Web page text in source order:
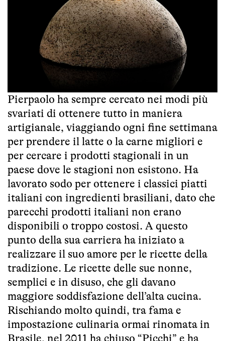
Pierpaolo ha sempre cercato nei modi più
svariati di ottenere tutto in maniera
artigianale, viaggiando ogni fine settimana
per prendere il latte o la carne migliori e
per cercare i prodotti stagionali in un
paese dove le stagioni non esistono. Ha
lavorato sodo per ottenere i classici piatti
italiani con ingredienti brasiliani, dato che
parecchi prodotti italiani non erano
disponibili o troppo costosi. A questo
punto della sua carriera ha iniziato a
realizzare il suo amore per le ricette della
tradizione. Le ricette delle sue nonne,
semplici e in disuso, che gli davano
maggiore soddisfazione dell’alta cucina.
Rischiando molto quindi, tra fama e
impostazione culinaria ormai rinomata in
Brasile, nel 2011 ha chiuso “Picchi” e ha